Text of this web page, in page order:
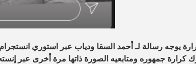
يوجه رسالة لـ أحمد السقا ودياب عبر استوري انستجرام
كرارة جمهوره ومتابعيه الصورة ذاتها مرة أخرى عبر